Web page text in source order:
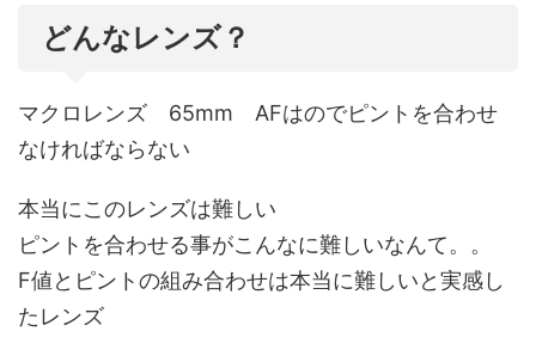
どんなレンズ？
マクロレンズ 65mm AFはのでピントを合わせ
なければならない
本当にこのレンズは難しい
ピントを合わせる事がこんなに難しいなんて。。
F値とピントの組み合わせは本当に難しいと実感し
たレンズ